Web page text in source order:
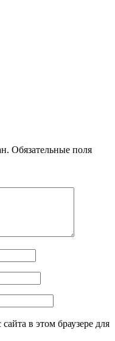
Обязательные поля
в этом браузере для